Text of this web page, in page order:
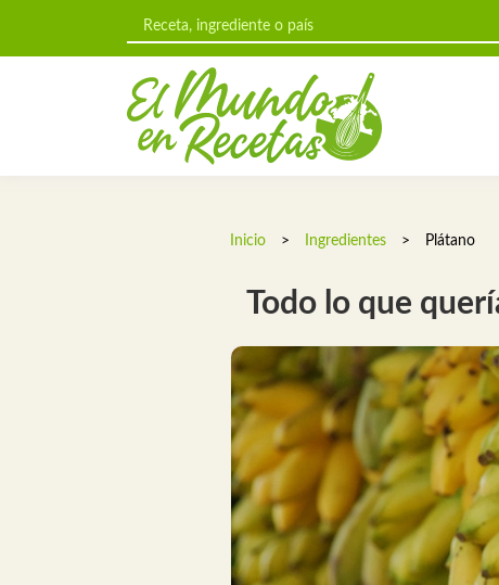
Inicio > Ingredientes > Plátano
Todo lo que